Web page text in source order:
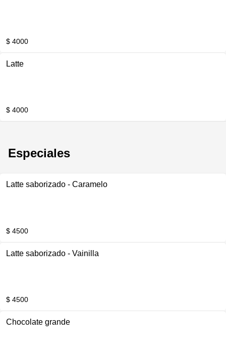
$ 4000
Latte
$ 4000
Especiales
Latte saborizado - Caramelo
$ 4500
Latte saborizado - Vainilla
$ 4500
Chocolate grande